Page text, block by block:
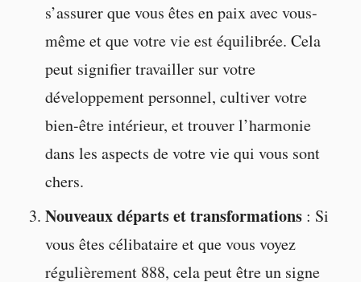
s’assurer que vous êtes en paix avec vous-
même et que votre vie est équilibrée. Cela
peut signifier travailler sur votre
développement personnel, cultiver votre
bien-être intérieur, et trouver l’harmonie
dans les aspects de votre vie qui vous sont
chers.
Nouveaux départs et transformations: Si
vous êtes célibataire et que vous voyez
régulièrement 888, cela peut être un signe